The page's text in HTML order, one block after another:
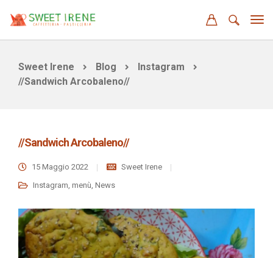
Sweet Irene Blog
Instagram
//Sandwich Arcobaleno//
//Sandwich Arcobaleno//
15 Maggio 2022
Sweet Irene
Instagram, menù, News